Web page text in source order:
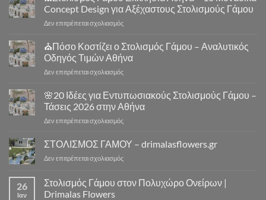
Αθήνα
–
Στολισμός
Εκκλησίας
|
Flowers
Concept Design για Αξέχαστους Στολισμούς Γάμου
Δεν επιτρέπεται σχολιασμόςστο
Στολισμός
Γάμου
Εκκλησία
Αθήνα
10
Μοναδικά
Concept
Design
Αξέχαστους
Γάμου
⛪Πόσο Κοστίζει ο Στολισμός Γάμου – Αναλυτικός
Οδηγός Τιμών Αθήνα
Δεν επιτρέπεται σχολιασμόςστο
Κοστίζει
ο
Στολισμός
–
Οδηγός
Αθήνα
🌸20 Ιδέες για Εντυπωσιακούς Στολισμούς Γάμου –
Τάσεις 2026 στην Αθήνα
Δεν επιτρέπεται σχολιασμόςστο
20
Ιδέες
για
Στολισμούς
ΣΤΟΛΙΣΜΟΣ ΓΑΜΟΥ – drimalasflowers.gr
Δεν επιτρέπεται σχολιασμόςστο
ΓΑΜΟΥ
–
26
Ιαν
Στολισμός Γάμου στον Πολυχώρο Ονείρων |
Drimalas Flowers